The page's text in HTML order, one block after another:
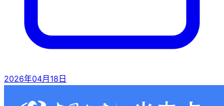
2026年04月18日